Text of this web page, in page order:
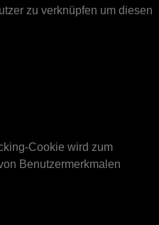
zu verknüpfen um diesen
Cookie wird zum
Benutzermerkmalen